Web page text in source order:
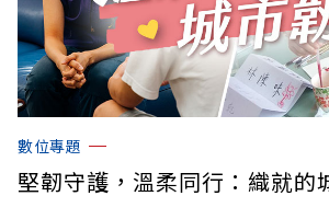
數位專題
堅韌守護，溫柔同行：織就的